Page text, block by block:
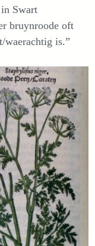
Swart
bruynroode oft
waerachtig is.”